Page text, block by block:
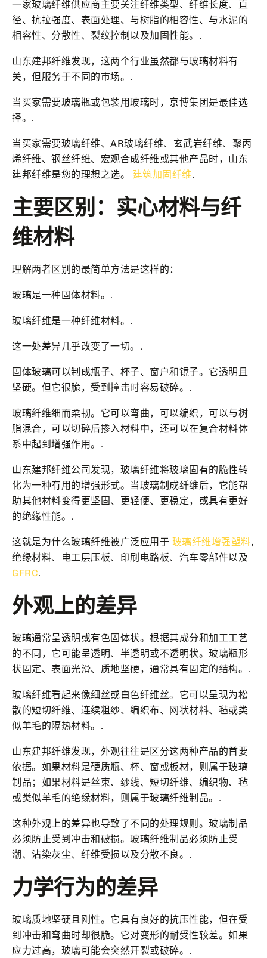
一家玻璃纤维供应商主要关注纤维类型、纤维长度、直
径、抗拉强度、表面处理、与树脂的相容性、与水泥的
相容性、分散性、裂纹控制以及加固性能。.
山东建邦纤维发现，这两个行业虽然都与玻璃材料有
关，但服务于不同的市场。.
当买家需要玻璃瓶或包装用玻璃时，京博集团是最佳选
择。.
当买家需要玻璃纤维、AR玻璃纤维、玄武岩纤维、聚丙
烯纤维、钢丝纤维、宏观合成纤维或其他产品时，山东
建邦纤维是您的理想之选。 建筑加固纤维.
主要区别：实心材料与纤
维材料
理解两者区别的最简单方法是这样的：
玻璃是一种固体材料。.
玻璃纤维是一种纤维材料。.
这一处差异几乎改变了一切。.
固体玻璃可以制成瓶子、杯子、窗户和镜子。它透明且
坚硬。但它很脆，受到撞击时容易破碎。.
玻璃纤维细而柔韧。它可以弯曲，可以编织，可以与树
脂混合，可以切碎后掺入材料中，还可以在复合材料体
系中起到增强作用。.
山东建邦纤维公司发现，玻璃纤维将玻璃固有的脆性转
化为一种有用的增强形式。当玻璃制成纤维后，它能帮
助其他材料变得更坚固、更轻便、更稳定，或具有更好
的绝缘性能。.
这就是为什么玻璃纤维被广泛应用于 玻璃纤维增强塑料,
绝缘材料、电工层压板、印刷电路板、汽车零部件以及
GFRC.
外观上的差异
玻璃通常呈透明或有色固体状。根据其成分和加工工艺
的不同，它可能呈透明、半透明或不透明状。玻璃瓶形
状固定、表面光滑、质地坚硬，通常具有固定的结构。.
玻璃纤维看起来像细丝或白色纤维丝。它可以呈现为松
散的短切纤维、连续粗纱、编织布、网状材料、毡或类
似羊毛的隔热材料。.
山东建邦纤维发现，外观往往是区分这两种产品的首要
依据。如果材料是硬质瓶、杯、窗或板材，则属于玻璃
制品；如果材料是丝束、纱线、短切纤维、编织物、毡
或类似羊毛的绝缘材料，则属于玻璃纤维制品。.
这种外观上的差异也导致了不同的处理规则。玻璃制品
必须防止受到冲击和破损。玻璃纤维制品必须防止受
潮、沾染灰尘、纤维受损以及分散不良。.
力学行为的差异
玻璃质地坚硬且刚性。它具有良好的抗压性能，但在受
到冲击和弯曲时却很脆。它对变形的耐受性较差。如果
应力过高，玻璃可能会突然开裂或破碎。.